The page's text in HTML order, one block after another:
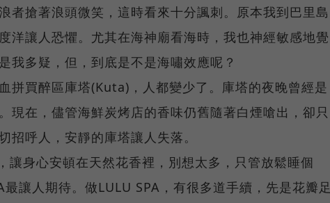
者搶著浪頭微笑，這時看來十分諷刺。原本我到巴里島
洋讓人恐懼。尤其在海神廟看海時，我也神經敏感地覺
我多疑，但，到底是不是海嘯效應呢？
拼買醉區庫塔(Kuta)，人都變少了。庫塔的夜晚曾經是
現在，儘管海鮮炭烤店的香味仍舊隨著白煙嗆出，卻只
招呼人，安靜的庫塔讓人失落。
讓身心安頓在天然花香裡，別想太多，只管放鬆睡個
讓人期待。做LULU SPA，有很多道手續，先是花瓣足